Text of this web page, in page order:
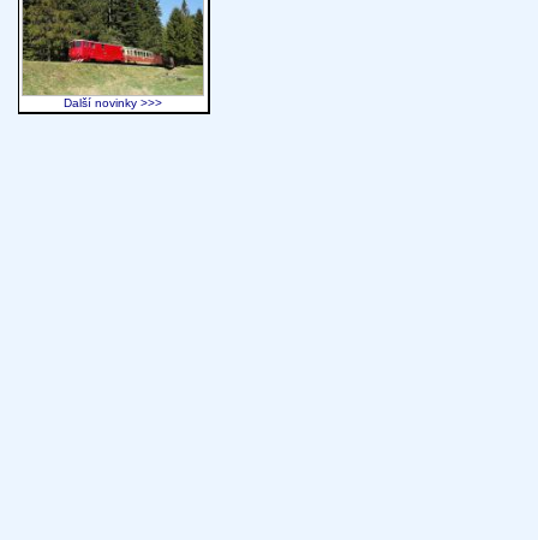
Další novinky >>>